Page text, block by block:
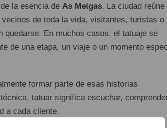
la esencia de As Meigas. La ciudad reúne
de toda la vida, visitantes, turistas o
quedarse. En muchos casos, el tatuaje se
de una etapa, un viaje o un momento
formar parte de esas historias
tatuar significa escuchar,
a cada cliente.